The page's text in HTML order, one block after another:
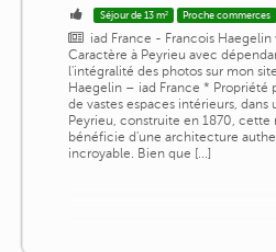
Séjour de 13 m² Proche commerces
iad France - Francois
Caractère à Peyrieu avec
l'intégralité des photos sur mon
Haegelin – iad France * Propriété
de vastes espaces intérieurs, dans
Peyrieu, construite en 1870, cette
bénéficie d'une architecture
incroyable. Bien que [...]